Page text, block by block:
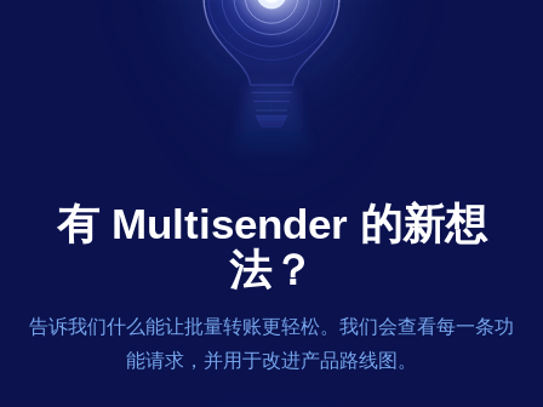
有 Multisender 的新想
法？
告诉我们什么能让批量转账更轻松。我们会查看每一条功
能请求，并用于改进产品路线图。